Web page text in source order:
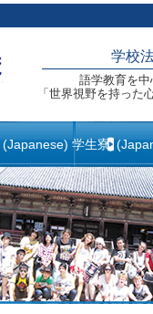
学校
語学教育を
「世界視野を持った
(Japanese) 学生寮